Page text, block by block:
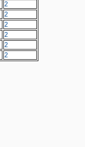
2
2
2
2
2
2